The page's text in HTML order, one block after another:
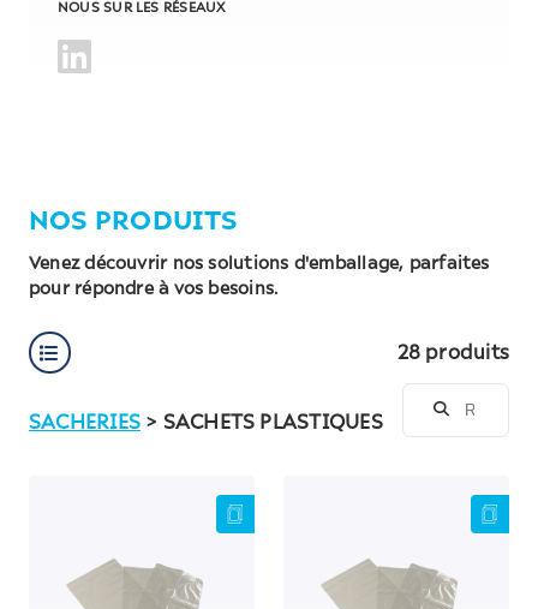
NOUS SUR LES RÉSEAUX
NOS PRODUITS
Venez découvrir nos solutions d'emballage, parfaites
pour répondre à vos besoins.
28 produits
SACHERIES > SACHETS PLASTIQUES